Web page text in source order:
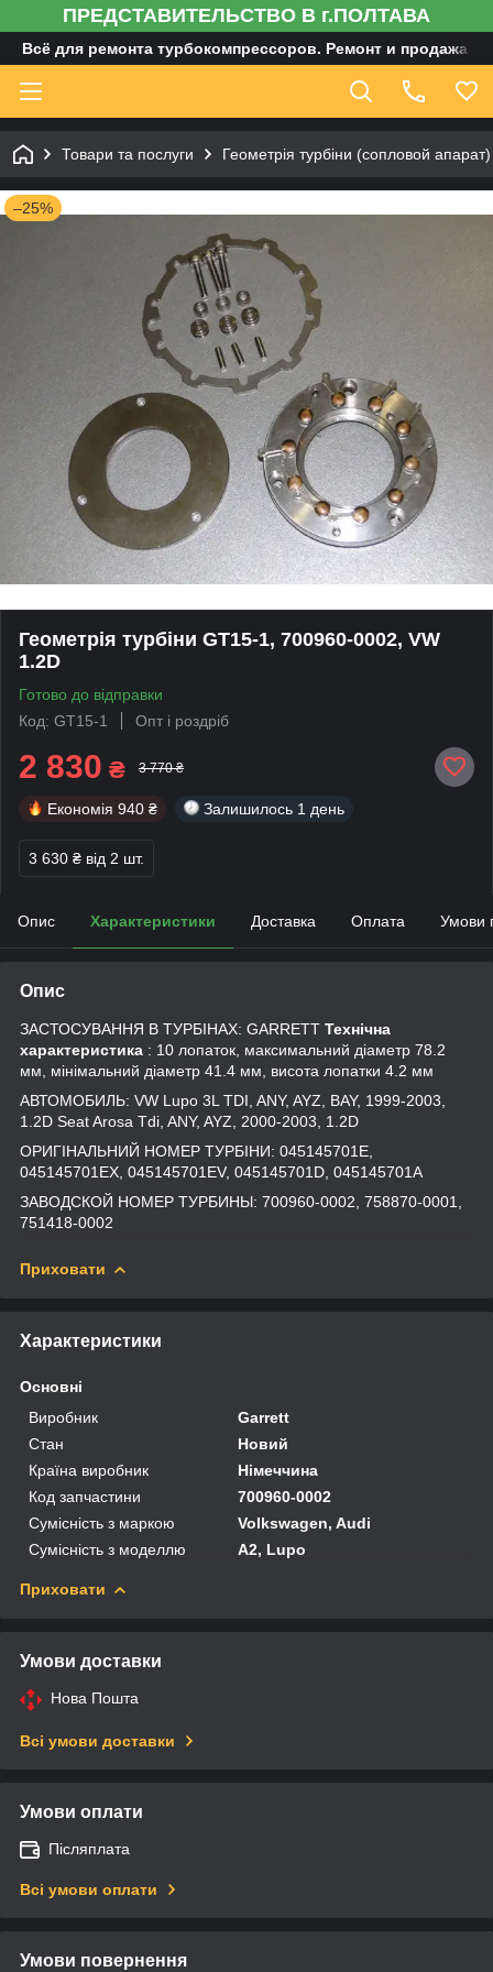
ПРЕДСТАВИТЕЛЬСТВО В г.ПОЛТАВА
Всё для ремонта турбокомпрессоров. Ремонт и продажа
Товари та послуги Геометрія турбіни (сопловой апарат)
–25%
Геометрія турбіни GT15-1, 700960-0002, VW
1.2D
Готово до відправки
Код: GT15-1
Опт і роздріб
2 830 ₴ 3 770 ₴
Економія 940 ₴ Залишилось 1 день
3 630 ₴ від 2 шт.
Опис Характеристики Доставка Оплата Умови
Опис
ЗАСТОСУВАННЯ В ТУРБІНАХ: GARRETT Технічна
характеристика : 10 лопаток, максимальний діаметр 78.2
мм, мінімальний діаметр 41.4 мм, висота лопатки 4.2 мм
АВТОМОБИЛЬ: VW Lupo 3L TDI, ANY, AYZ, BAY, 1999-2003,
1.2D Seat Arosa Tdi, ANY, AYZ, 2000-2003, 1.2D
ОРИГІНАЛЬНИЙ НОМЕР ТУРБІНИ: 045145701E,
045145701EX, 045145701EV, 045145701D, 045145701A
ЗАВОДСКОЙ НОМЕР ТУРБИНЫ: 700960-0002, 758870-0001,
751418-0002
Приховати
Характеристики
Основні
Виробник
Garrett
Стан
Новий
Країна виробник
Німеччина
Код запчастини
700960-0002
Сумісність з маркою
Volkswagen, Audi
Сумісність з моделлю
A2, Lupo
Приховати
Умови доставки
Нова Пошта
Всі умови доставки
Умови оплати
Післяплата
Всі умови оплати
Умови повернення